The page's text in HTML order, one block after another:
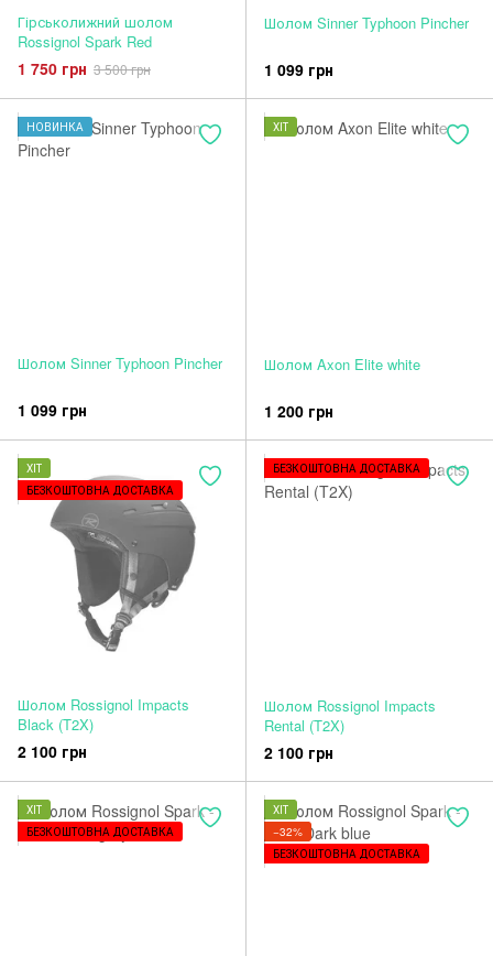
Гірськолижний шолом
Rossignol Spark Red
1 750 грн 3 500 грн
Шолом Sinner Typhoon Pincher
1 099 грн
НОВИНКА
Шолом Sinner Typhoon Pincher
1 099 грн
ХІТ
Шолом Axon Elite white
1 200 грн
ХІТ
БЕЗКОШТОВНА ДОСТАВКА
Шолом Rossignol Impacts
Black (T2X)
2 100 грн
БЕЗКОШТОВНА ДОСТАВКА
Шолом Rossignol Impacts
Rental (T2X)
2 100 грн
ХІТ
БЕЗКОШТОВНА ДОСТАВКА
ХІТ
−32%
БЕЗКОШТОВНА ДОСТАВКА